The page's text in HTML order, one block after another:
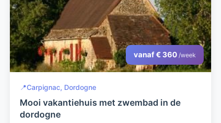
vanaf € 360 /week
📍Carpignac, Dordogne
Mooi vakantiehuis met zwembad in de
dordogne